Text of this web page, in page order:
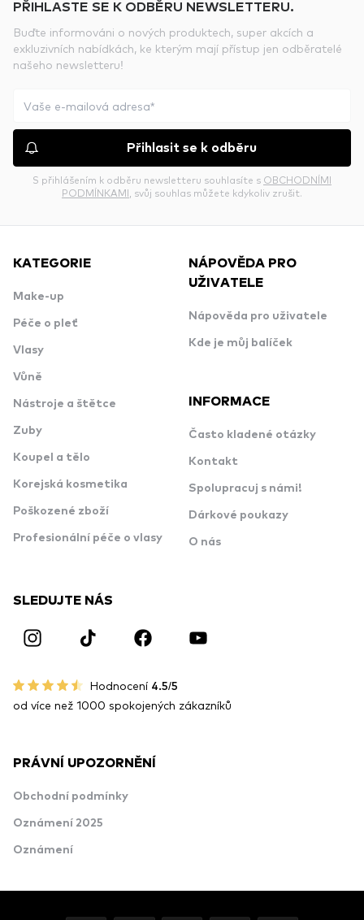
PŘIHLASTE SE K ODBĚRU NEWSLETTERU.
Buďte informováni o nových produktech, super akcích a
exkluzivních nabídkách, ke kterým mají přístup jen odběratelé
našeho newsletteru!
Přihlasit se k odběru
S přihlášením k odběru newsletteru souhlasíte s OBCHODNÍMI
PODMÍNKAMI , svůj souhlas můžete kdykoliv zrušit.
KATEGORIE
Make-up
Péče o pleť
Vlasy
Vůně
Nástroje a štětce
Zuby
Koupel a tělo
Korejská kosmetika
Poškozené zboží
Profesionální péče o vlasy
NÁPOVĚDA PRO
UŽIVATELE
Nápověda pro uživatele
Kde je můj balíček
INFORMACE
Často kladené otázky
Kontakt
Spolupracuj s námi!
Dárkové poukazy
O nás
SLEDUJTE NÁS
Hodnocení 4.5/5
od více než 1000 spokojených zákazníků
PRÁVNÍ UPOZORNĚNÍ
Obchodní podmínky
Oznámení 2025
Oznámení